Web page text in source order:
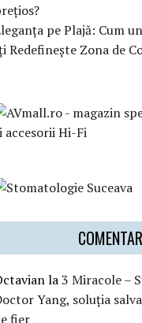
pe Plajă: Cum
Redefinește Zona de
la3 Miracole –
Yang, soluția
fier